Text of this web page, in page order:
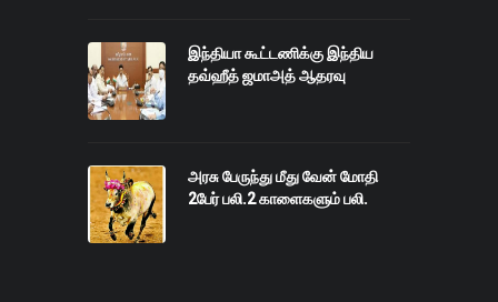
இந்தியா கூட்டணிக்கு இந்திய
தவ்ஹீத் ஜமாஅத் ஆதரவு
அரசு பேருந்து மீது வேன் மோதி
2பேர் பலி.2 காளைகளும் பலி.